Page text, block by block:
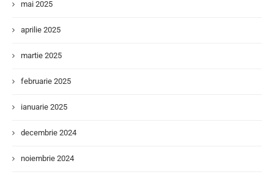
mai 2025
aprilie 2025
martie 2025
februarie 2025
ianuarie 2025
decembrie 2024
noiembrie 2024